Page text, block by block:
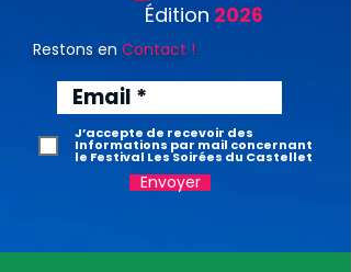
Édition 2026
Restons en Contact !
J’accepte de recevoir des
Informations par mail concernant
le Festival Les Soirées du Castellet
Envoyer